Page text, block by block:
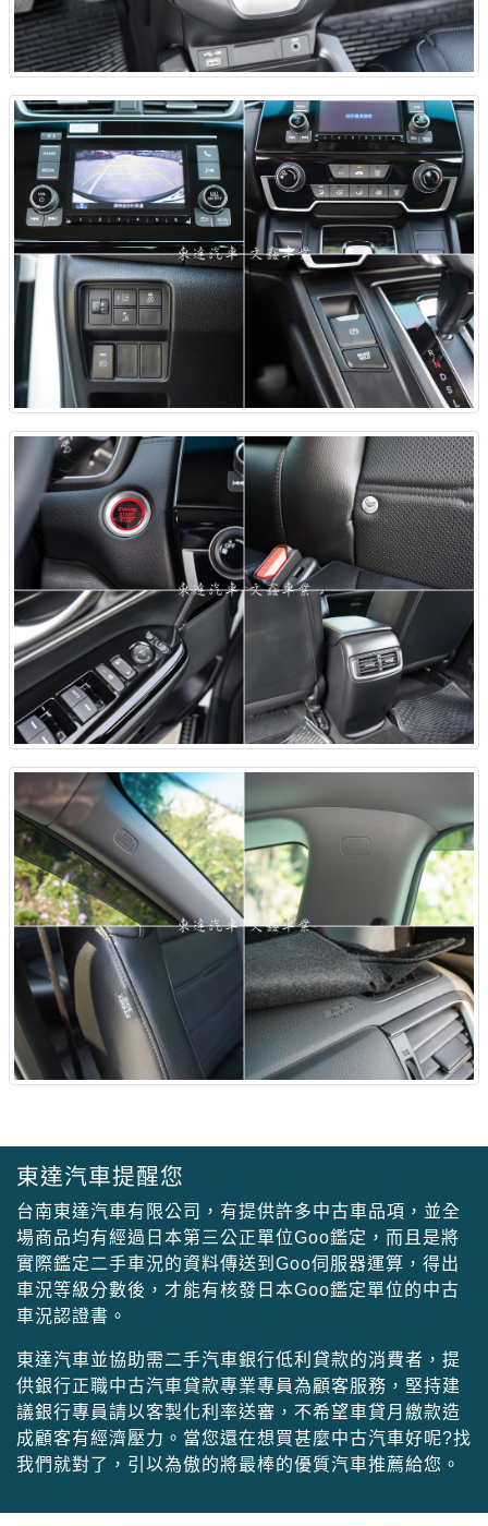
東達汽車提醒您
台南東達汽車有限公司，有提供許多中古車品項，並全
場商品均有經過日本第三公正單位Goo鑑定，而且是將
實際鑑定二手車況的資料傳送到Goo伺服器運算，得出
車況等級分數後，才能有核發日本Goo鑑定單位的中古
車況認證書。
東達汽車並協助需二手汽車銀行低利貸款的消費者，提
供銀行正職中古汽車貸款專業專員為顧客服務，堅持建
議銀行專員請以客製化利率送審，不希望車貸月繳款造
成顧客有經濟壓力。當您還在想買甚麼中古汽車好呢?找
我們就對了，引以為傲的將最棒的優質汽車推薦給您。